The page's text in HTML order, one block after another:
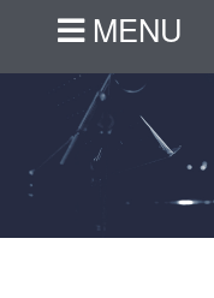
MENU